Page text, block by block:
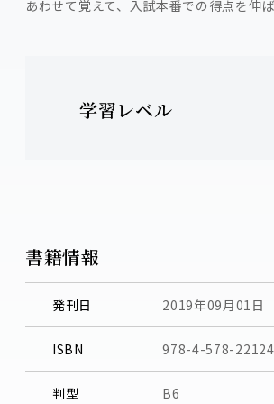
あわせて覚えて、入試本番での得点を伸ば
学習レベル
書籍情報
発刊日 2019年09月01日
ISBN 978-4-578-
判型 B6